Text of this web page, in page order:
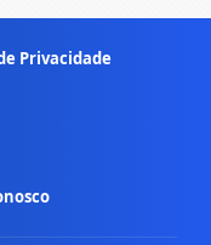
Privacidade